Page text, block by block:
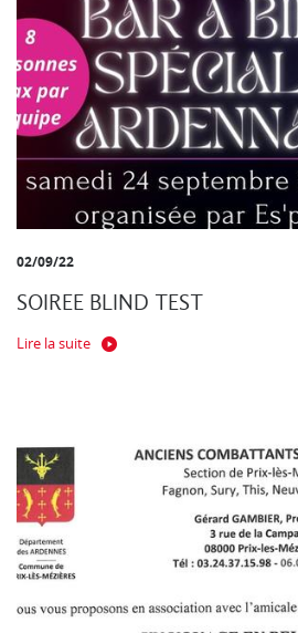
02/09/22
SOIREE BLIND TEST
Lire la suite